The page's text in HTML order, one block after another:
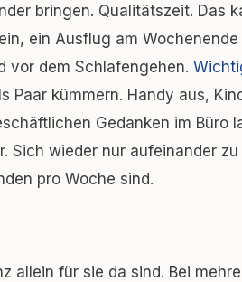
bringen. Qualitätszeit. Das
ein Ausflug am
vor dem Schlafengehen.
kümmern. Handy aus,
Gedanken im Büro
Sich wieder nur aufeinander zu
pro Woche sind.
allein für sie da sind. Bei